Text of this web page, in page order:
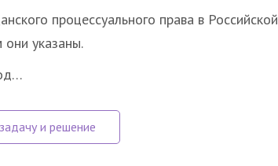
процессуального права в Российской
указаны.